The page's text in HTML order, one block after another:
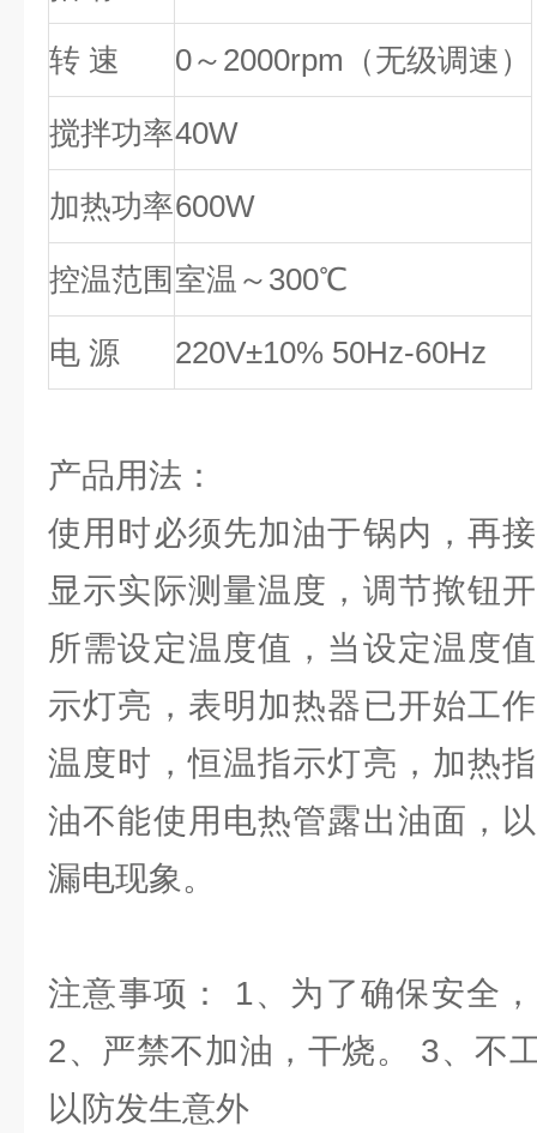
转 速 0～2000rpm（无级调速）
搅拌功率40W
加热功率600W
控温范围 室温～300℃
电 源 220V±10% 50Hz-60Hz
产品用法：
使用时必须先加油于锅内，再
显示实际测量温度，调节揿钮
所需设定温度值，当设定温度
示灯亮，表明加热器已开始工
温度时，恒温指示灯亮，加热
油不能使用电热管露出油面，
漏电现象。
注意事项： 1、为了确保安全
2、严禁不加油，干烧。 3、不
以防发生意外